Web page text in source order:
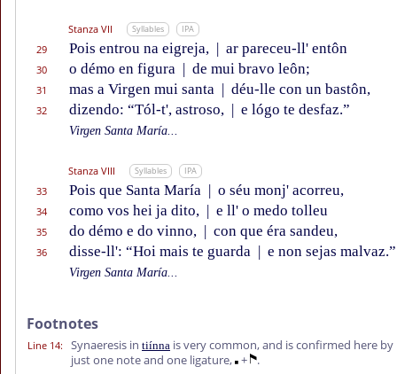
Stanza VII Syllables IPA
29 Pois entrou na eigreja, | ar pareceu-ll' entôn
30 o démo en figura | de mui bravo leôn;
31 mas a Virgen mui santa | déu-lle con un bastôn,
32 dizendo: “Tól-t', astroso, | e lógo te desfaz.”
Virgen Santa María...
Stanza VIII Syllables IPA
33 Pois que Santa María | o séu monj' acorreu,
34 como vos hei ja dito, | e ll' o medo tolleu
35 do démo e do vinno, | con que éra sandeu,
36 disse-ll': “Hoi mais te guarda | e non sejas malvaz.”
Virgen Santa María...
Footnotes
Line 14: Synaeresis in tiínna is very common, and is confirmed here by
just one note and one ligature, + .